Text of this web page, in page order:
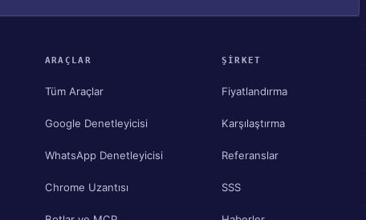
ARAÇLAR
Tüm Araçlar
Google Denetleyicisi
WhatsApp Denetleyicisi
Chrome Uzantısı
ŞIRKET
Fiyatlandırma
Karşılaştırma
Referanslar
SSS